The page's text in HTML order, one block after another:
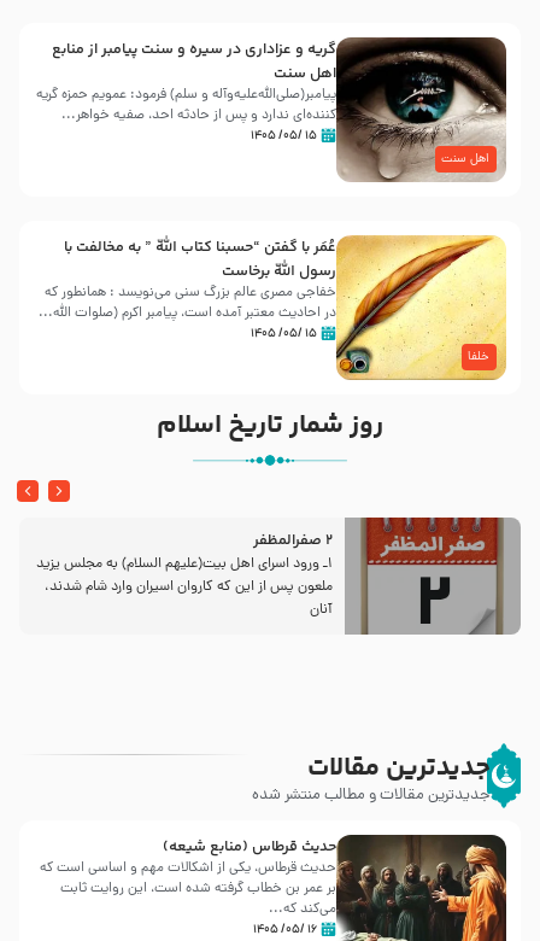
اهل سنت
گریه و عزاداری در سیره و سنت پیامبر از منابع
اهل سنت
پیامبر(صلی‌الله‌علیه‌وآله و سلم) فرمود: عمویم حمزه گریه
کننده‌ای ندارد و پس از حادثه احد، صفیه خواهر...
۱۵ /۰۵/ ۱۴۰۵
خلفا
عُمَر با گفتن “حسبنا كتاب اللّه ” به مخالفت با
رسول اللّه برخاست
خفاجی مصری عالم بزرگ سنی می‌نویسد : همانطور که
در احادیث معتبر آمده است، پیامبر اکرم (صلوات اللّه...
۱۵ /۰۵/ ۱۴۰۵
روز شمار تاریخ اسلام
2 صفرالمظفر
1ـ ورود اسراى اهل بیت‌(علیهم السلام) به مجلس یزید
ملعون پس از این كه كاروان اسیران وارد شام شدند،
آنان
جدیدترین مقالات
جدیدترین مقالات و مطالب منتشر شده
حدیث قرطاس (منابع شیعه)
حدیث قرطاس، یکی از اشکالات مهم و اساسی است که
بر عمر بن خطاب گرفته شده است، این روایت ثابت
می‌کند که...
۱۶ /۰۵/ ۱۴۰۵